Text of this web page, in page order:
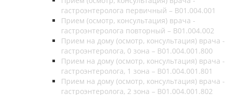
гастроэнтеролога первичный – B01.004.001
Прием (осмотр, консультация) врача -
гастроэнтеролога повторный – B01.004.002
Прием на дому (осмотр, консультация) врача -
гастроэнтеролога, 0 зона – B01.004.001.800
Прием на дому (осмотр, консультация) врача -
гастроэнтеролога, 1 зона – B01.004.001.801
Прием на дому (осмотр, консультация) врача -
гастроэнтеролога, 2 зона – B01.004.001.802